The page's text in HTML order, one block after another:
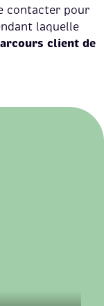
contacter pour
laquelle
client de